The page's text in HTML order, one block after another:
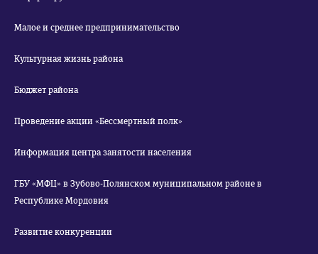
Малое и среднее предпринимательство
Культурная жизнь района
Бюджет района
Проведение акции «Бессмертный полк»
Информация центра занятости населения
ГБУ «МФЦ» в Зубово-Полянском муниципальном районе в
Республике Мордовия
Развитие конкуренции